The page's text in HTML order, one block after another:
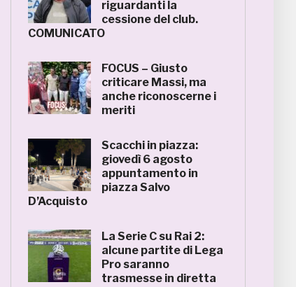
riguardanti la
cessione del club.
COMUNICATO
FOCUS – Giusto
criticare Massi, ma
anche riconoscerne i
meriti
Scacchi in piazza:
giovedì 6 agosto
appuntamento in
piazza Salvo
D’Acquisto
La Serie C su Rai 2:
alcune partite di Lega
Pro saranno
trasmesse in diretta